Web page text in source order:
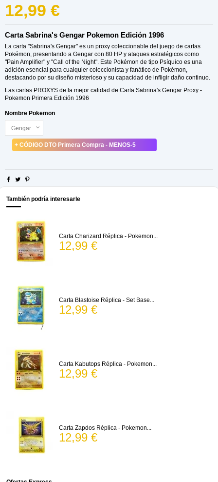
12,99 €
Carta Sabrina's Gengar Pokemon Edición 1996
La carta "Sabrina's Gengar" es un proxy coleccionable del juego de cartas
Pokémon, presentando a Gengar con 80 HP y ataques estratégicos como
"Pain Amplifier" y "Call of the Night". Este Pokémon de tipo Psíquico es una
adición esencial para cualquier coleccionista y fanático de Pokémon,
destacando por su diseño misterioso y su capacidad de infligir daño continuo.
Las cartas PROXYS de la mejor calidad de Carta Sabrina's Gengar Proxy -
Pokemon Primera Edición 1996
Nombre Pokemon
+ CÓDIGO DTO Primera Compra - MENOS-5
También podría interesarle
Carta Charizard Réplica - Pokemon...
12,99 €
Carta Blastoise Réplica - Set Base...
12,99 €
Carta Kabutops Réplica - Pokemon...
12,99 €
Carta Zapdos Réplica - Pokemon...
12,99 €